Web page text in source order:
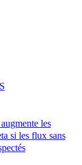
les
si les flux sans